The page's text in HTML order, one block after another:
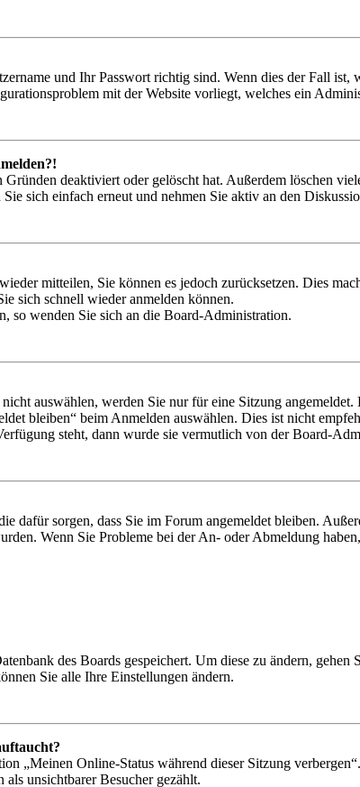
und Ihr Passwort richtig sind. Wenn dies der Fall ist,
mit der Website vorliegt, welches ein
deaktiviert oder gelöscht hat. Außerdem löschen
sich einfach erneut und nehmen Sie aktiv an den
mitteilen, Sie können es jedoch zurücksetzen. Dies
sich schnell wieder anmelden können.
so wenden Sie sich an die Board-Administration.
auswählen, werden Sie nur für eine Sitzung
bleiben“ beim Anmelden auswählen. Dies ist nicht
steht, dann wurde sie vermutlich von der Board-
dafür sorgen, dass Sie im Forum angemeldet bleiben.
Wenn Sie Probleme bei der An- oder Abmeldung
des Boards gespeichert. Um diese zu ändern,
Sie alle Ihre Einstellungen ändern.
„Meinen Online-Status während dieser Sitzung
unsichtbarer Besucher gezählt.